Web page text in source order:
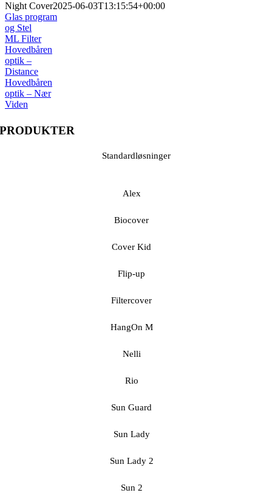
Night Cover2025-06-03T13:15:54+00:00
Glas program
og Stel
ML Filter
Hovedbåren
optik –
Distance
Hovedbåren
optik – Nær
Viden
PRODUKTER
Standardløsninger
Alex
Biocover
Cover Kid
Flip-up
Filtercover
HangOn M
Nelli
Rio
Sun Guard
Sun Lady
Sun Lady 2
Sun 2